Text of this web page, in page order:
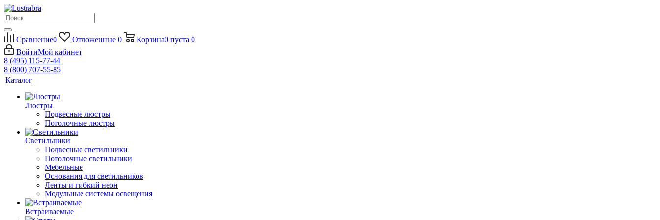
Сравнение0 Отложенные 0 Корзина0 пуста 0
ВойтиМой кабинет
8 (495) 115-77-44
8 (800) 707-55-85
Каталог
Люстры
Подвесные люстры
Потолочные люстры
Светильники
Подвесные светильники
Потолочные светильники
Мебельные
Основания для светильников
Ленты и гибкий неон
Модульные системы освещения
Встраиваемые